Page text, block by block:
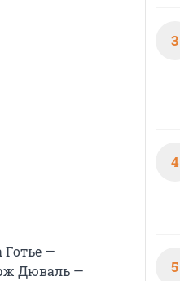
—
Дюваль —
3
4
5